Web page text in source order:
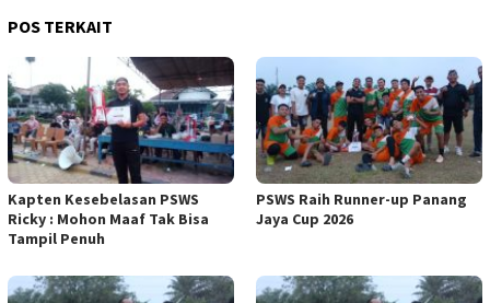
POS TERKAIT
Kapten Kesebelasan PSWS
Ricky : Mohon Maaf Tak Bisa
Tampil Penuh
PSWS Raih Runner-up Panang
Jaya Cup 2026